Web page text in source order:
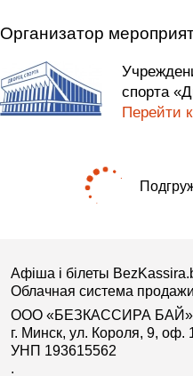
Организатор
спорта
Перейти
Афіша і білеты
Облачная система
ООО «БЕЗКАССИРА БАЙ»
г. Минск, ул. Короля, 9, оф.
УНП 193615562
.